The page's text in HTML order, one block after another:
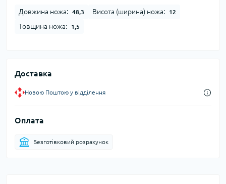
Довжина ножа: 48,3 Висота (ширина) ножа: 12
Товщина ножа: 1,5
Доставка
Новою Поштою у відділення
Оплата
Безготівковий розрахунок